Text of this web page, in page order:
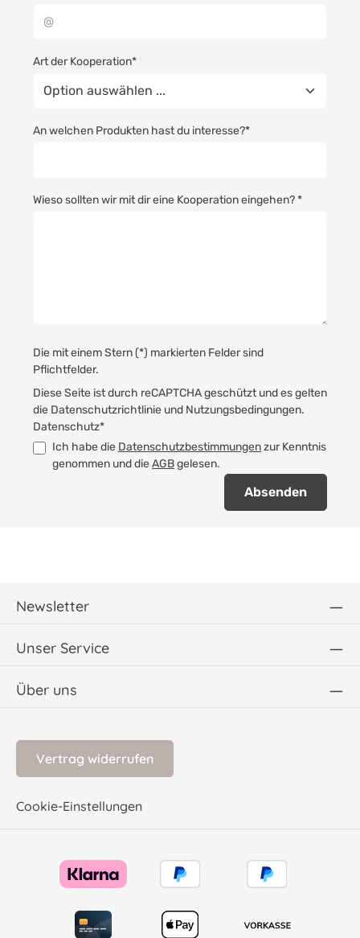
Art der Kooperation*
An welchen Produkten hast du interesse?*
Wieso sollten wir mit dir eine Kooperation eingehen? *
Die mit einem Stern (*) markierten Felder sind
Pflichtfelder.
Diese Seite ist durch reCAPTCHA geschützt und es gelten
die Datenschutzrichtlinie und Nutzungsbedingungen.
Datenschutz*
Ich habe die Datenschutzbestimmungenzur Kenntnis
genommen und dieAGBgelesen.
Absenden
Newsletter
Unser Service
Über uns
Vertrag widerrufen
Cookie-Einstellungen